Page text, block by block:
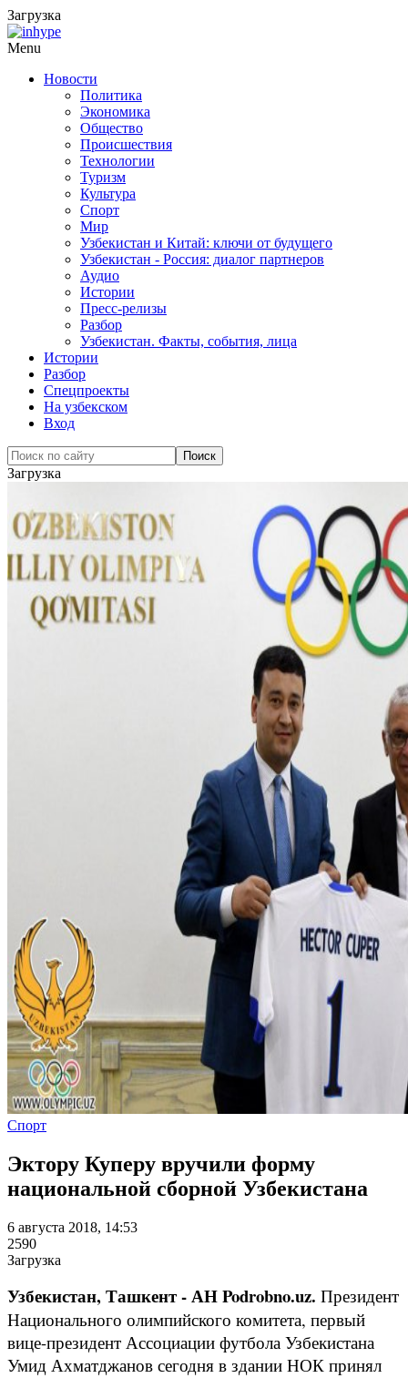
Загрузка
Menu
Новости
Политика
Экономика
Общество
Происшествия
Технологии
Туризм
Культура
Спорт
Мир
Узбекистан и Китай: ключи от будущего
Узбекистан - Россия: диалог партнеров
Аудио
Истории
Пресс-релизы
Разбор
Узбекистан. Факты, события, лица
Истории
Разбор
Спецпроекты
На узбекском
Вход
Загрузка
Спорт
Эктору Куперу вручили форму
национальной сборной Узбекистана
6 августа 2018, 14:53
2590
Загрузка
Узбекистан, Ташкент - АН Podrobno.uz. Президент
Национального олимпийского комитета, первый
вице-президент Ассоциации футбола Узбекистана
Умид Ахматджанов сегодня в здании НОК принял